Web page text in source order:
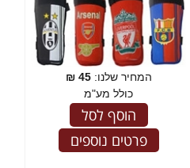
המחיר שלנו:45
₪
כולל מע"מ
הוסף לסל
פרטים נוספים